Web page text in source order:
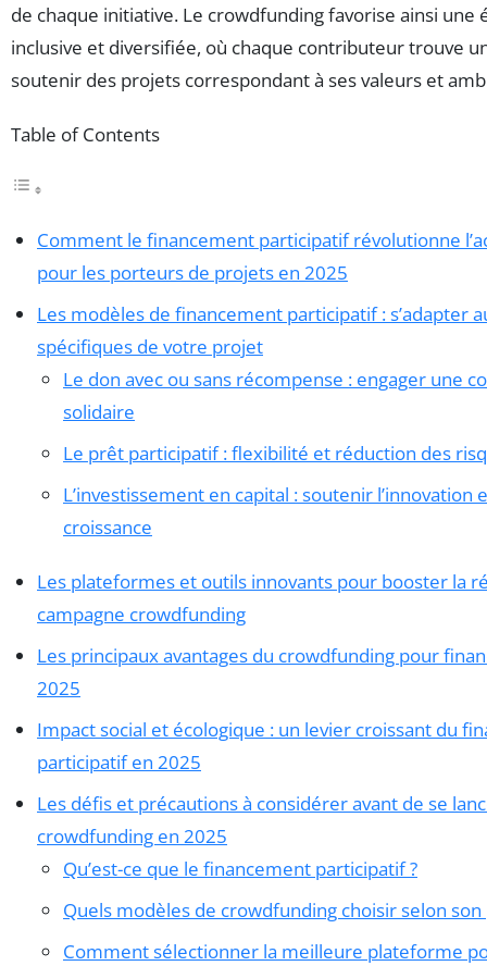
de chaque initiative. Le crowdfunding favorise ainsi une
inclusive et diversifiée, où chaque contributeur trouve
soutenir des projets correspondant à ses valeurs et
Table of Contents
Comment le financement participatif révolutionne
pour les porteurs de projets en 2025
Les modèles de financement participatif : s’adapter
spécifiques de votre projet
Le don avec ou sans récompense : engager une
solidaire
Le prêt participatif : flexibilité et réduction des
L’investissement en capital : soutenir l’innovation
croissance
Les plateformes et outils innovants pour booster la
campagne crowdfunding
Les principaux avantages du crowdfunding pour
2025
Impact social et écologique : un levier croissant du
participatif en 2025
Les défis et précautions à considérer avant de se
crowdfunding en 2025
Qu’est-ce que le financement participatif ?
Quels modèles de crowdfunding choisir selon son
Comment sélectionner la meilleure plateforme